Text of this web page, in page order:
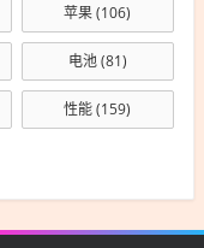
苹果(106)
电池(81)
性能(159)